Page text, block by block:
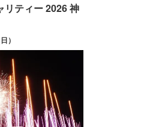
リティー 2026 神
）